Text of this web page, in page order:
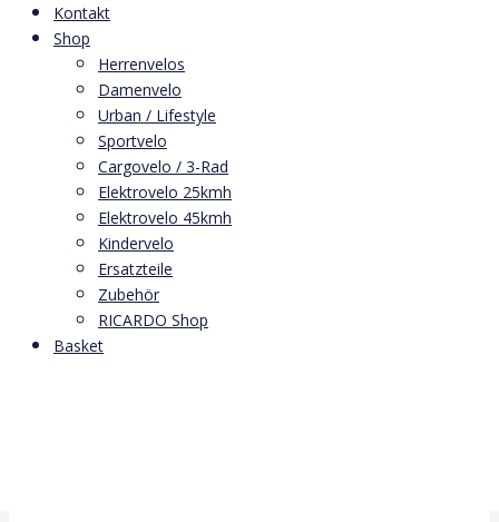
Kontakt
Shop
Herrenvelos
Damenvelo
Urban / Lifestyle
Sportvelo
Cargovelo / 3-Rad
Elektrovelo 25kmh
Elektrovelo 45kmh
Kindervelo
Ersatzteile
Zubehör
RICARDO Shop
Basket